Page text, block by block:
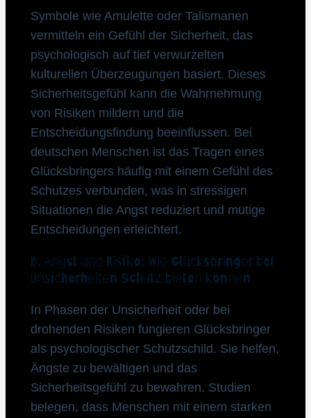
Symbole wie Amulette oder Talismanen
vermitteln ein Gefühl der Sicherheit, das
psychologisch auf tief verwurzelten
kulturellen Überzeugungen basiert. Dieses
Sicherheitsgefühl kann die Wahrnehmung
von Risiken mildern und die
Entscheidungsfindung beeinflussen. Bei
deutschen Menschen ist das Tragen eines
Glücksbringers häufig mit einem Gefühl des
Schutzes verbunden, was in stressigen
Situationen die Angst reduziert und mutige
Entscheidungen erleichtert.
b. Angst und Risiko: Wie Glücksbringer bei
Unsicherheiten Schutz bieten können
In Phasen der Unsicherheit oder bei
drohenden Risiken fungieren Glücksbringer
als psychologischer Schutzschild. Sie helfen,
Ängste zu bewältigen und das
Sicherheitsgefühl zu bewahren. Studien
belegen, dass Menschen mit einem starken